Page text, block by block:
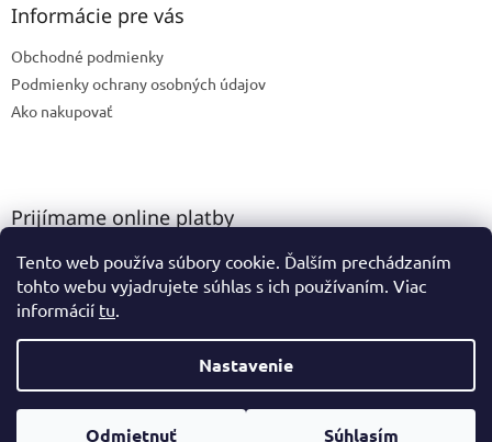
Tento web používa súbory cookie. Ďalším prechádzaním
tohto webu vyjadrujete súhlas s ich používaním. Viac
informácií tu.
Nastavenie
Odmietnuť Súhlasím
Informácie pre vás
Obchodné podmienky
Podmienky ochrany osobných údajov
Ako nakupovať
Prijímame online platby
Vytvoril Shoptet
Copyright 2026 . Všetky práva vyhradené.